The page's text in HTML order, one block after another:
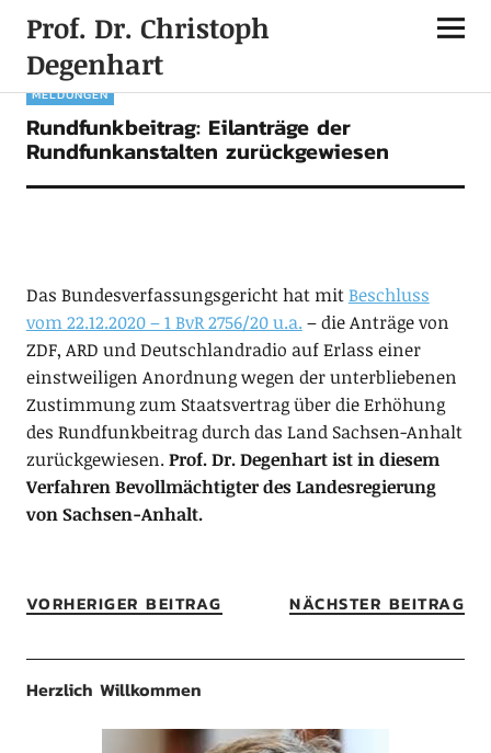
Prof. Dr. Christoph
Degenhart
MELDUNGEN
Rundfunkbeitrag: Eilanträge der
Rundfunkanstalten zurückgewiesen
Das Bundesverfassungsgericht hat mitBeschluss
vom 22.12.2020 – 1 BvR 2756/20 u.a. – die Anträge von
ZDF, ARD und Deutschlandradio auf Erlass einer
einstweiligen Anordnung wegen der unterbliebenen
Zustimmung zum Staatsvertrag über die Erhöhung
des Rundfunkbeitrag durch das Land Sachsen-Anhalt
zurückgewiesen. Prof. Dr. Degenhart ist in diesem
Verfahren Bevollmächtigter des Landesregierung
von Sachsen-Anhalt.
VORHERIGER BEITRAG NÄCHSTER BEITRAG
Herzlich Willkommen